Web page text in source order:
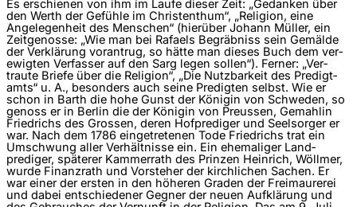
Es erschienen von ihm im Laufe dieser Zeit: „Gedanken über
den Werth der Gefühle im Christenthum“, „Religion, eine
Angelegenheit des Menschen“ (hierüber Johann Müller, ein
Zeitgenosse: „Wie man bei Rafaels Begräbniss sein Gemälde
der Verklärung vorantrug, so hätte man dieses Buch dem ver­
ewigten Verfasser auf den Sarg legen sollen“). Ferner: „Ver­
traute Briefe über die Religion“, „Die Nutzbarkeit des Predigt­
amts“ u. A., besonders auch seine Predigten selbst. Wie er
schon in Barth die hohe Gunst der Königin von Schweden, so
genoss er in Berlin die der Königin von Preussen, Gemahlin
Friedrichs des Grossen, deren Hofprediger und Seelsorger er
war. Nach dem 1786 eingetretenen Tode Friedrichs trat ein
Umschwung aller Verhältnisse ein. Ein ehemaliger Land­
prediger, späterer Kammerrath des Prinzen Heinrich, Wöllmer,
wurde Finanzrath und Vorsteher der kirchlichen Sachen. Er
war einer der ersten in den höheren Graden der Freimaurerei
und dabei entschiedener Gegner der neuen Aufklärung und